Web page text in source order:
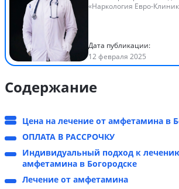
«Наркология Евро-
Дата публикации:
12 февраля 2025
Содержание
Цена на лечение от амфетамина в
ОПЛАТА В РАССРОЧКУ
Индивидуальный подход к
амфетамина в Богородске
Лечение от амфетамина